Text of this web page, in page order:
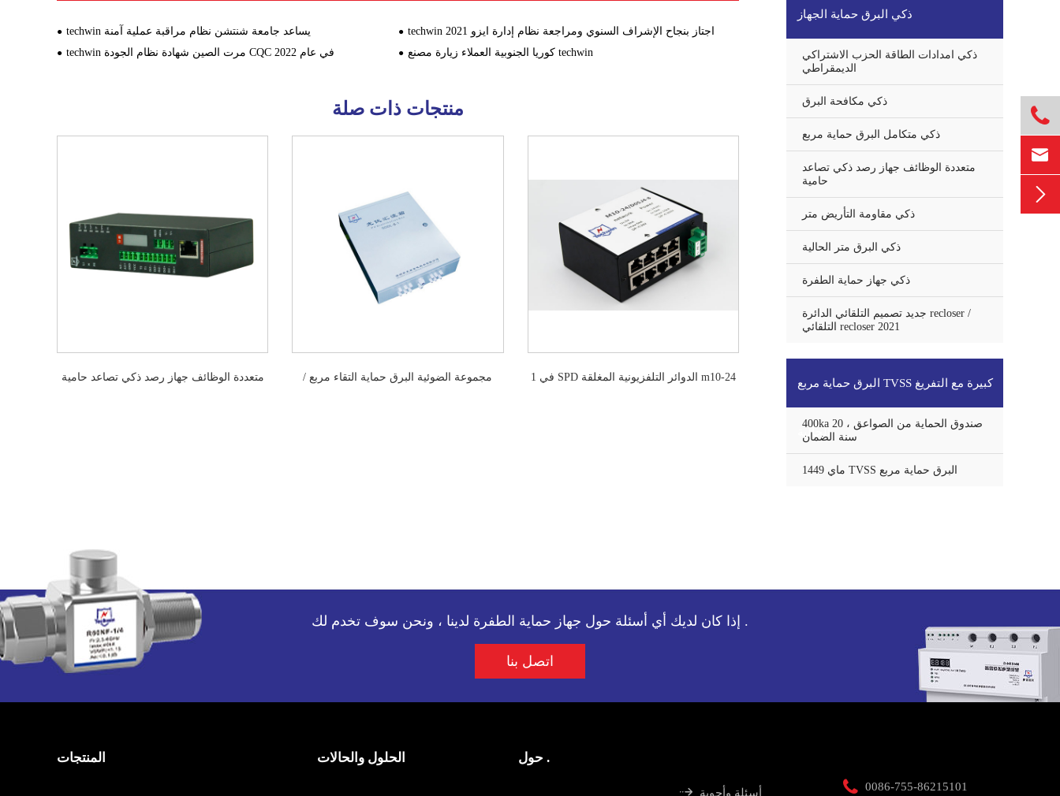
techwin يساعد جامعة شنتشن نظام مراقبة عملية آمنة
techwin اجتاز بنجاح الإشراف السنوي ومراجعة نظام إدارة ايزو 2021
techwin مرت الصين شهادة نظام الجودة CQC في عام 2022
كوريا الجنوبية العملاء زيارة مصنع techwin
منتجات ذات صلة
متعددة الوظائف جهاز رصد ذكي تصاعد حامية
مجموعة الضوئية البرق حماية التقاء مربع /
في 1 SPD الدوائر التلفزيونية المغلقة m10-24
ذكي البرق حماية الجهاز
ذكي امدادات الطاقة الحزب الاشتراكي
الديمقراطي
ذكي مكافحة البرق
ذكي متكامل البرق حماية مربع
متعددة الوظائف جهاز رصد ذكي تصاعد
حامية
ذكي مقاومة التأريض متر
ذكي البرق متر الحالية
ذكي جهاز حماية الطفرة
جديد تصميم التلقائي الدائرة recloser /
التلقائي recloser 2021
البرق حماية مربع TVSS كبيرة مع التفريغ
الحالية
400ka صندوق الحماية من الصواعق ، 20
سنة الضمان
ماي 1449 TVSS البرق حماية مربع
إذا كان لديك أي أسئلة حول جهاز حماية الطفرة لدينا ، ونحن سوف تخدم لك .
اتصل بنا
المنتجات الحلول والحالات حول .
 أسئلة وأجوبة  0086-755-86215101


